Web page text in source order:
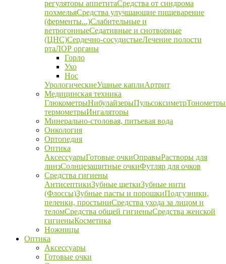
регуляторы аппетитаСредства от синдрома
похмельяСредства улучшающие пищеварение
(ферменты...)Слабительные и
ветрогонныеСедативные и снотворные
(ЦНС)Сердечно-сосудистыеЛечение полости
ртаЛОР органы
Горло
Ухо
Нос
УрологическиеУшные каплиАртрит
Медицинская техника
ГлюкометрыНибулайзерыПульсоксиметрТонометры
термометрыИнгаляторы
Минерально-столовая, питьевая вода
Онкология
Ортопедия
Оптика
АксессуарыГотовые очкиОправыРастворы для
линзСолнцезащитные очкиФутляр для очков
Средства гигиены
АнтисептикиЗубные щеткиЗубные нити
(Флоссы)Зубные пасты и порошкиПодгузники,
пеленки, простыниСредства ухода за лицом и
теломСредства общей гигиеныСредства женской
гигиеныКосметика
Ножницы
Оптика
Аксессуары
Готовые очки